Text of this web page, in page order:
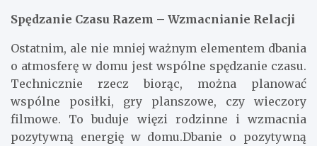
Spędzanie Czasu Razem – Wzmacnianie Relacji
Ostatnim, ale nie mniej ważnym elementem dbania
o atmosferę w domu jest wspólne spędzanie czasu.
Technicznie rzecz biorąc, można planować
wspólne posiłki, gry planszowe, czy wieczory
filmowe. To buduje więzi rodzinne i wzmacnia
pozytywną energię w domu.Dbanie o pozytywną